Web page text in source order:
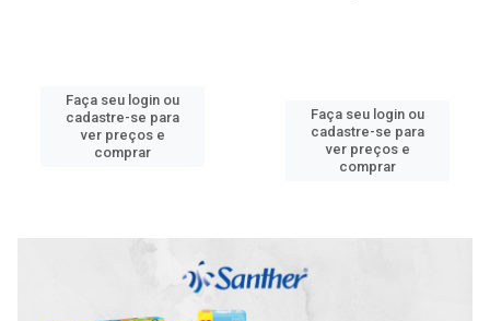
Faça seu login ou
cadastre-se para
ver preços e
comprar
Faça seu login ou
cadastre-se para
ver preços e
comprar